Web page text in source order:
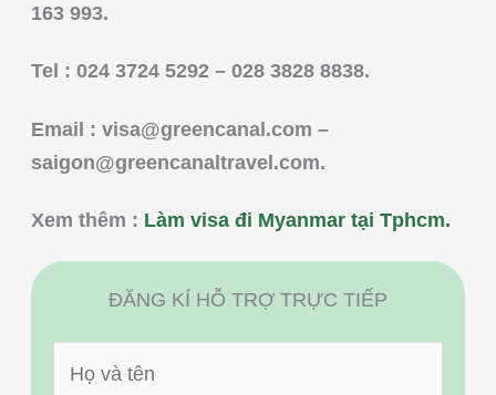
163 993.
Tel : 024 3724 5292 – 028 3828 8838.
Email : visa@greencanal.com –
saigon@greencanaltravel.com.
Xem thêm : Làm visa đi Myanmar tại Tphcm.
ĐĂNG KÍ HỖ TRỢ TRỰC TIẾP